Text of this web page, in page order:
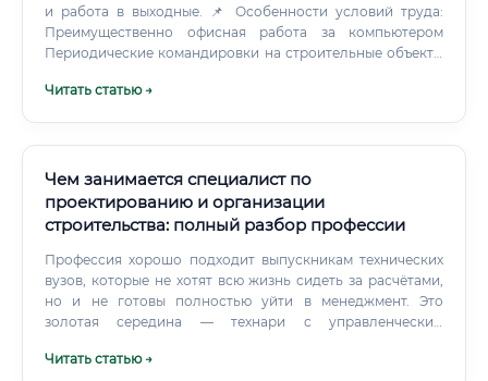
и работа в выходные. 📌 Особенности условий труда:
Преимущественно офисная работа за компьютером
Периодические командировки на строительные объекты
удалённой работы (фриланс-проектирование) Работа в
профессия требует высокой концентрации и
внимательности. Ошибка в расчётах может иметь
серьёзные последствия, вплоть до уголовной
ответственности.
Читать статью →
Чем занимается специалист по
проектированию и организации
строительства: полный разбор профессии
Профессия хорошо подходит выпускникам технических
вузов, которые не хотят всю жизнь сидеть за расчётами,
но и не готовы полностью уйти в менеджмент. Это
золотая середина — технари с управленческим
согласований эстетики.
Читать статью →